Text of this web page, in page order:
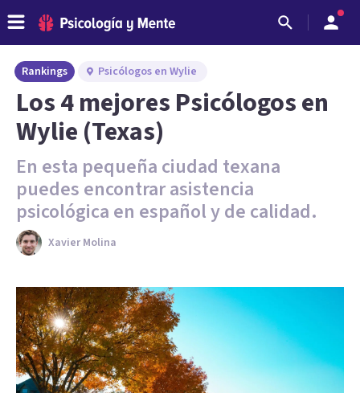
Rankings Psicólogos en Wylie
Los 4 mejores Psicólogos en
Wylie (Texas)
En esta pequeña ciudad texana
puedes encontrar asistencia
psicológica en español y de calidad.
Xavier Molina